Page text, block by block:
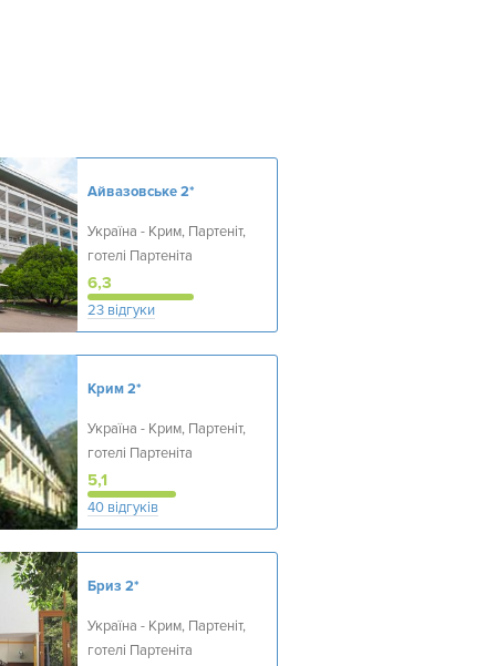
Айвазовське2*
Україна - Крим, Партеніт,
готелі Партеніта
6,3
23 відгуки
Крим2*
Україна - Крим, Партеніт,
готелі Партеніта
5,1
40 відгуків
Бриз 2*
Україна - Крим, Партеніт,
готелі Партеніта